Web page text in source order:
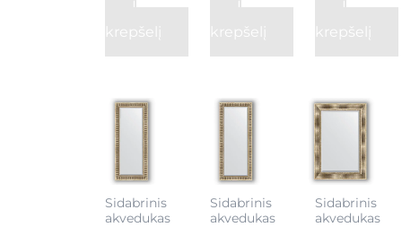
Į
krepšelį
Į
krepšelį
Į
krepšelį
Sidabrinis
akvedukas
Sidabrinis
akvedukas
Sidabrinis
akvedukas